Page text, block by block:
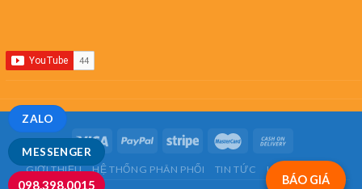
MESSENGER
ZALO
098.398.0015 BÁO GIÁ
GIỚI THIỆU HỆ THỐNG PHÂN PHỐI TIN TỨC LIÊN HỆ